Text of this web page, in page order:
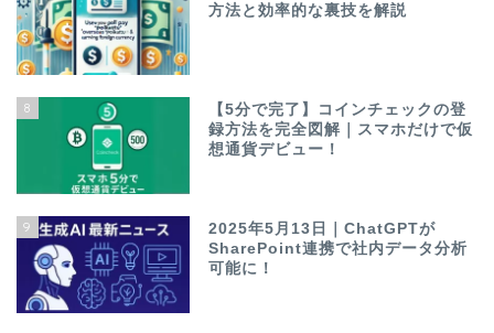
方法と効率的な裏技を解説
8
【5分で完了】コインチェックの登
録方法を完全図解｜スマホだけで仮
想通貨デビュー！
9
2025年5月13日｜ChatGPTが
SharePoint連携で社内データ分析
可能に！